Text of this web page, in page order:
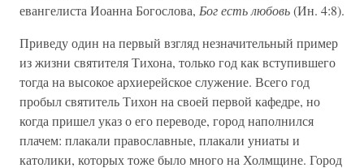
евангелиста Иоанна Богослова, Бог есть любовь(Ин. 4:8).
Приведу один на первый взгляд незначительный пример
из жизни святителя Тихона, только год как вступившего
тогда на высокое архиерейское служение. Всего год
пробыл святитель Тихон на своей первой кафедре, но
когда пришел указ о его переводе, город наполнился
плачем: плакали православные, плакали униаты и
католики, которых тоже было много на Холмщине. Город